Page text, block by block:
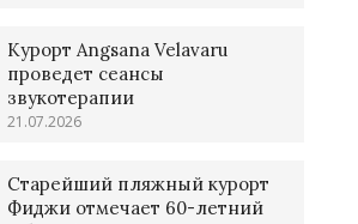
Курорт Angsana Velavaru
проведет сеансы
звукотерапии
21.07.2026
Старейший пляжный курорт
Фиджи отмечает 60-летний